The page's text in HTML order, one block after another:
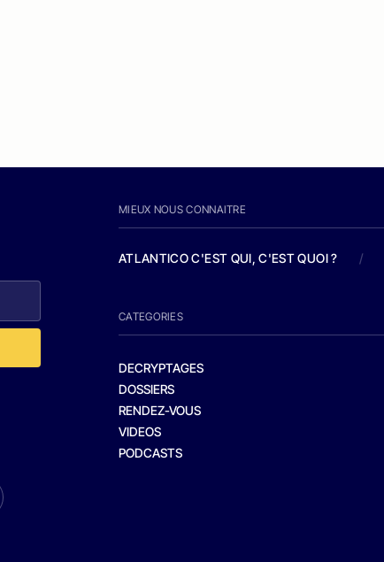
MIEUX NOUS CONNAITRE
ATLANTICO C'EST QUI, C'EST QUOI ? /
CATEGORIES
DECRYPTAGES
DOSSIERS
RENDEZ-VOUS
VIDEOS
PODCASTS